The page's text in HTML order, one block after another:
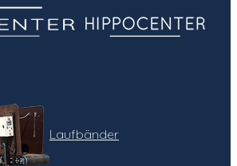
Laufbänder